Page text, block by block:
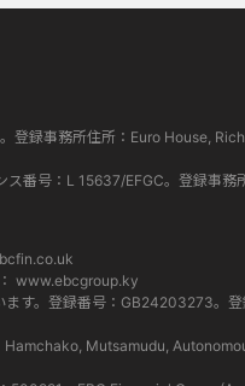
登録事務所住所：Euro House,
ス番号：L 15637/EFGC。登録事
www.ebcgroup.ky
す。登録番号：GB24203273。
Hamchako, Mutsamudu,